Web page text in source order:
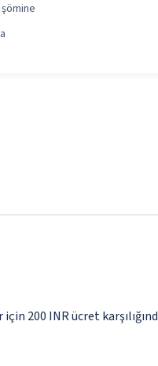
200 INR ücret